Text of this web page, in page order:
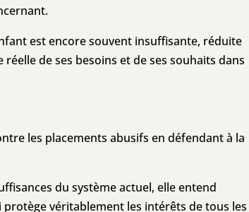
est encore souvent insuffisante, réduite
de ses besoins et de ses souhaits dans
les placements abusifs en défendant à la
du système actuel, elle entend
véritablement les intérêts de tous les